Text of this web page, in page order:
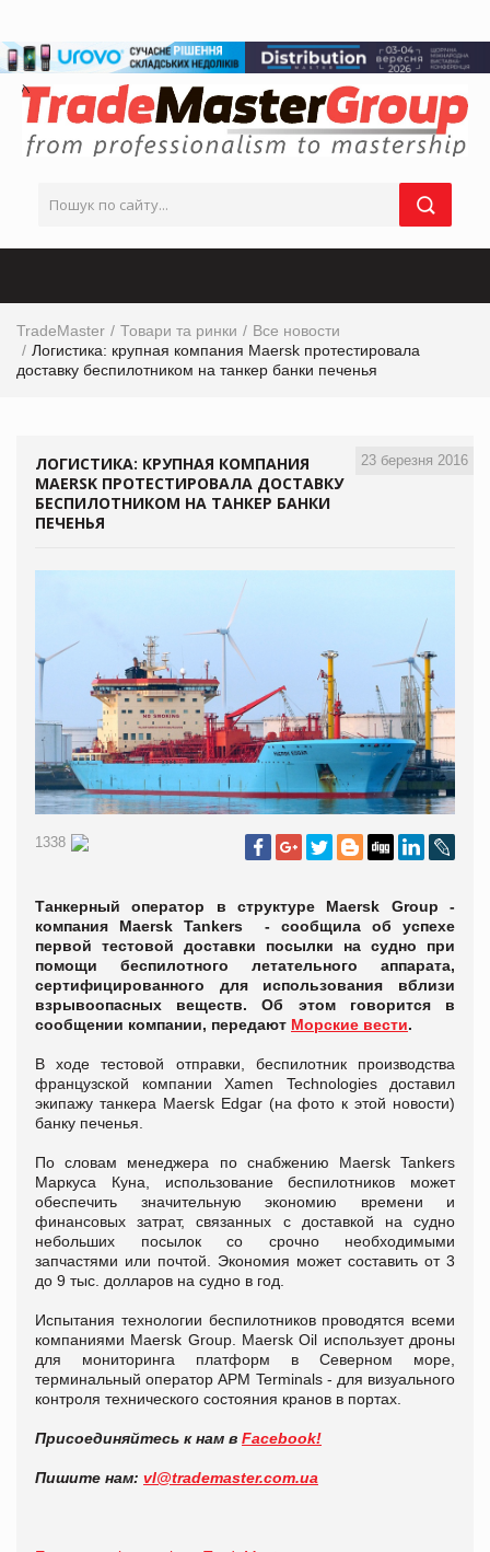
TradeMaster Товари та ринки
Все новости
Логистика: крупная компания Maersk протестировала
доставку беспилотником на танкер банки печенья
23 березня 2016
ЛОГИСТИКА: КРУПНАЯ КОМПАНИЯ
MAERSK ПРОТЕСТИРОВАЛА ДОСТАВКУ
БЕСПИЛОТНИКОМ НА ТАНКЕР БАНКИ
ПЕЧЕНЬЯ
1338
Танкерный оператор в структуре Maersk Group -
компания Maersk Tankers - сообщила об успехе
первой тестовой доставки посылки на судно при
помощи беспилотного летательного аппарата,
сертифицированного для использования вблизи
взрывоопасных веществ. Об этом говорится в
сообщении компании, передают Морские вести.
В ходе тестовой отправки, беспилотник производства
французской компании Xamen Technologies доставил
экипажу танкера Maersk Edgar (на фото к этой новости)
банку печенья.
По словам менеджера по снабжению Maersk Tankers
Маркуса Куна, использование беспилотников может
обеспечить значительную экономию времени и
финансовых затрат, связанных с доставкой на судно
небольших посылок со срочно необходимыми
запчастями или почтой. Экономия может составить от 3
до 9 тыс. долларов на судно в год.
Испытания технологии беспилотников проводятся всеми
компаниями Maersk Group. Maersk Oil использует дроны
для мониторинга платформ в Северном море,
терминальный оператор APM Terminals - для визуального
контроля технического состояния кранов в портах.
Присоединяйтесь к нам в Facebook!
Пишите нам: vl@trademaster.com.ua